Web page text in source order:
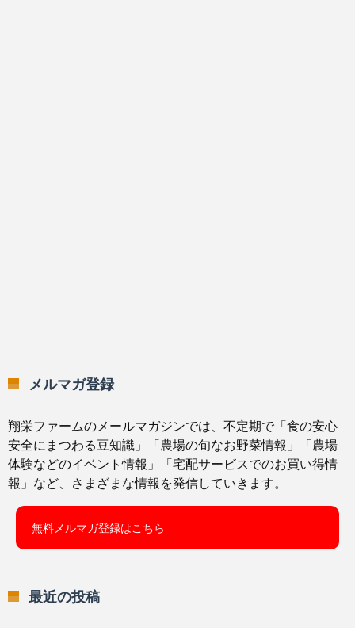
メルマガ登録
翔栄ファームのメールマガジンでは、不定期で「食の安心
安全にまつわる豆知識」「農場の旬なお野菜情報」「農場
体験などのイベント情報」「宅配サービスでのお買い得情
報」など、さまざまな情報を発信していきます。
無料メルマガ登録はこちら
最近の投稿